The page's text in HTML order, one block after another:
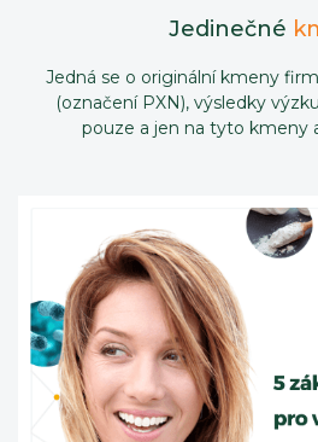
Jedinečné
Jedná se o originální kmeny
(označení PXN), výsledky
pouze a jen na tyto kmeny